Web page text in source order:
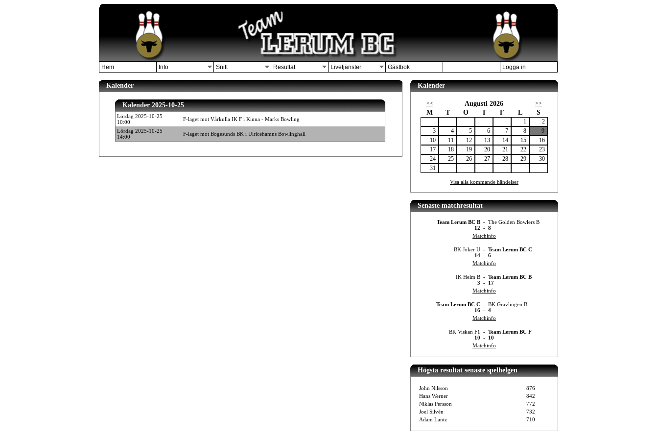
Hem Info Snitt Resultat Livetjänster Gästbok Logga in
Kalender
Kalender 2025-10-25
Lördag 2025-10-25
10:00
F-laget mot Vårkulla IK F i Kinna - Marks Bowling
Lördag 2025-10-25
14:00
F-laget mot Bogesunds BK i Ulricehamns Bowlinghall
Kalender
<< Augusti 2026 >>
M T O T F L S
1
2
3
4 5 6 7 8
9
10
11 12 13 14 15
16
17
18 19 20 21 22
23
24
25 26 27 28 29
30
31
Visa alla kommande händelser
Senaste matchresultat
Team Lerum BC B
12
-
-
The Golden Bowlers B
8
Matchinfo
BK Joker U
14
-
-
Team Lerum BC C
6
Matchinfo
IK Heim B
3
-
-
Team Lerum BC B
17
Matchinfo
Team Lerum BC C
16
-
-
BK Grävlingen B
4
Matchinfo
BK Viskan F1
10
-
-
Team Lerum BC F
10
Matchinfo
Högsta resultat senaste spelhelgen
John Nilsson
876
Hans Werner
842
Niklas Persson
772
Joel Silvén
732
Adam Lantz
710